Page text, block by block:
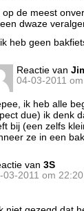
op de meest
dwaze
heb geen
Reactie van
04-03-2011
ik heb alle
due) ik denk
bij (een zelfs
ze in een
van 3S
03-2011 om 22:20